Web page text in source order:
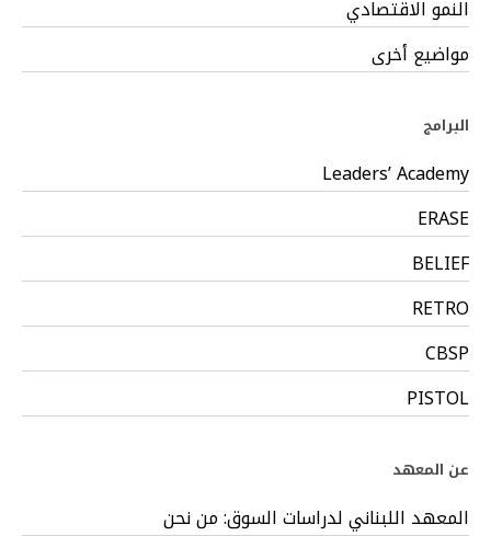
النمو الاقتصادي
مواضيع أخرى
البرامج
Leaders’ Academy
ERASE
BELIEF
RETRO
CBSP
PISTOL
عن المعهد
المعهد اللبناني لدراسات السوق: من نحن